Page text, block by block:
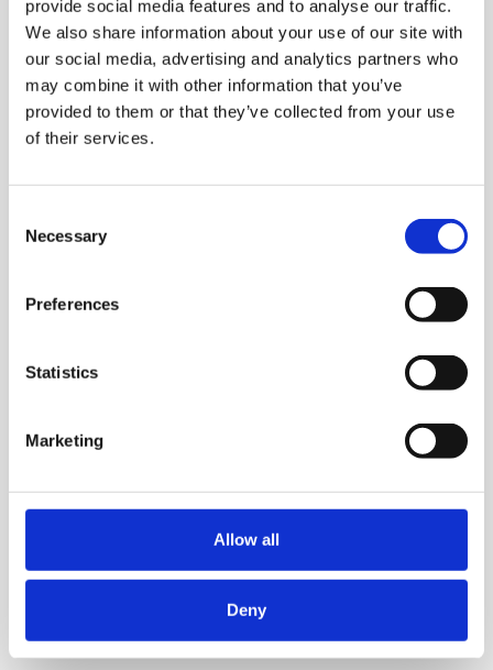
provide social media features and to analyse our traffic.
We also share information about your use of our site with
our social media, advertising and analytics partners who
may combine it with other information that you’ve
provided to them or that they’ve collected from your use
of their services.
Selection
Necessary
Preferences
Statistics
Marketing
Allow all
Deny